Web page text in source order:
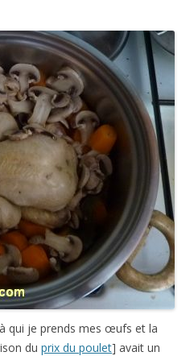
qui je prends mes œufs et la
du prix du poulet] avait un